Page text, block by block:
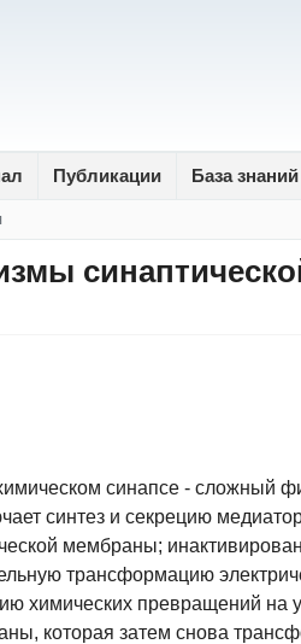
Публикации База знаний
синапсе - сложный
синтез и секрецию
мембраны;
трансформацию
химических превращений на
которая затем снова